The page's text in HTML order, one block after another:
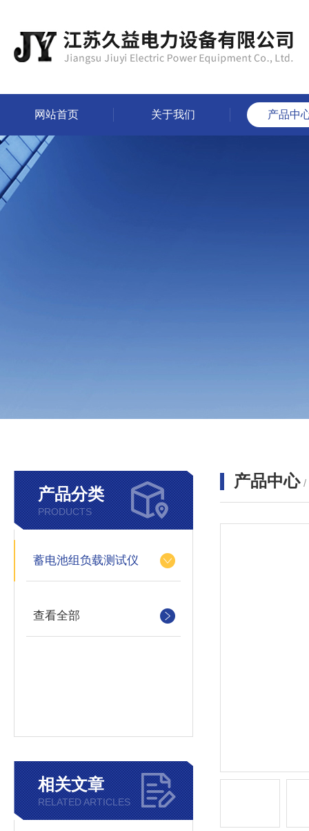
网站首页 关于我们 产品中
产品分类
PRODUCTS
蓄电池组负载测试仪
查看全部
相关文章
RELATED ARTICLES
产品中心 /